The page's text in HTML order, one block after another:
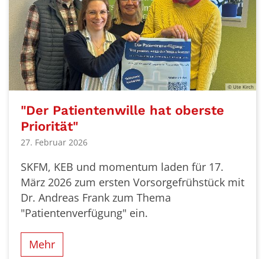
© Ute Kirch
"Der Patientenwille hat oberste
Priorität"
27. Februar 2026
SKFM, KEB und momentum laden für 17.
März 2026 zum ersten Vorsorgefrühstück mit
Dr. Andreas Frank zum Thema
"Patientenverfügung" ein.
Mehr